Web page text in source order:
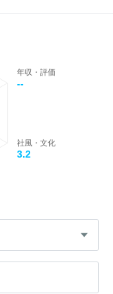
年収・評価
--
社風・文化
3.2